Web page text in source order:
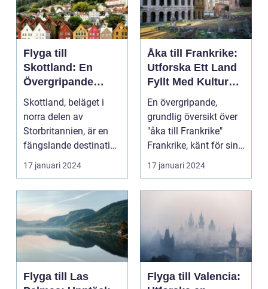
Flyga till
Skottland: En
Övergripande
Översikt
Skottland, beläget i
norra delen av
Storbritannien, är en
fängslande destination
för turister världe...
17 januari 2024
Åka till Frankrike:
Utforska Ett Land
Fyllt Med Kultur
och Skönhet
En övergripande,
grundlig översikt över
"åka till Frankrike"
Frankrike, känt för sin
rika historia,...
17 januari 2024
Flyga till Las
Flyga till Valencia: